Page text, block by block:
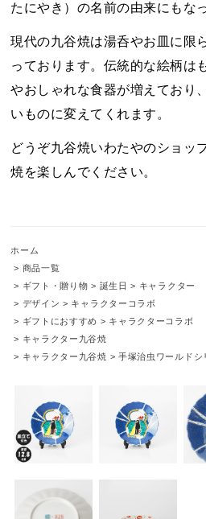
たにやき）の名前の由来にもな
現代の九谷焼は湯呑やお皿に限
っております。伝統的な絵柄は
やおしゃれな食器が増えており
いものに変えてくれます。
どうぞ九谷焼いわたやのショッ
焼を楽しんでください。
ホーム
> 商品一覧
> ギフト・贈り物 > 誕生日 > キャラクター
> デザイン > キャラクターコラボ
> ギフトにおすすめ > キャラクターコラボ
> キャラクター九谷焼
> キャラクター九谷焼 > 手塚治虫ワールドシ